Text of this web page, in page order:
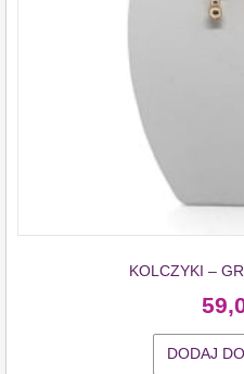
KOLCZYKI –
DODAJ